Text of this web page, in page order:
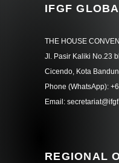
IFGF
THE HOUSE
Jl. Pasir Kaliki No.23
Cicendo, Kota
Phone (WhatsApp):
Email:
REGIONAL